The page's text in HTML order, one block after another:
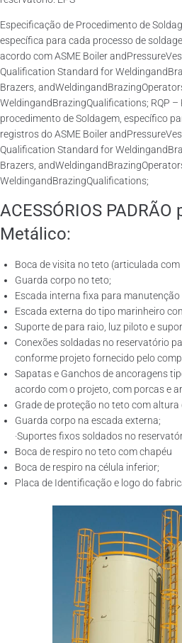
Especificação de Procedimento de
específica para cada processo de
acordo com ASME Boiler
Qualification Standard for
Brazers,
WeldingandBrazingQualifications; RQP
procedimento de Soldagem, específico
registros do ASME Boiler
Qualification Standard for
Brazers,
WeldingandBrazingQualifications;
ACESSÓRIOS
Metálico:
Boca de visita no teto (articulada
Guarda corpo no teto;
Escada interna fixa para manutenção
Escada externa do tipo marinheiro
Suporte de para raio, luz piloto e
Conexões soldadas no reservatório
conforme projeto fornecido pelo
Sapatas e Ganchos de ancoragens
acordo com o projeto, com porcas e
Grade de proteção no teto com altura
Guarda corpo na escada externa;
·Suportes fixos soldados no
Boca de respiro no teto com chapéu
Boca de respiro na célula inferior;
Placa de Identificação e logo do